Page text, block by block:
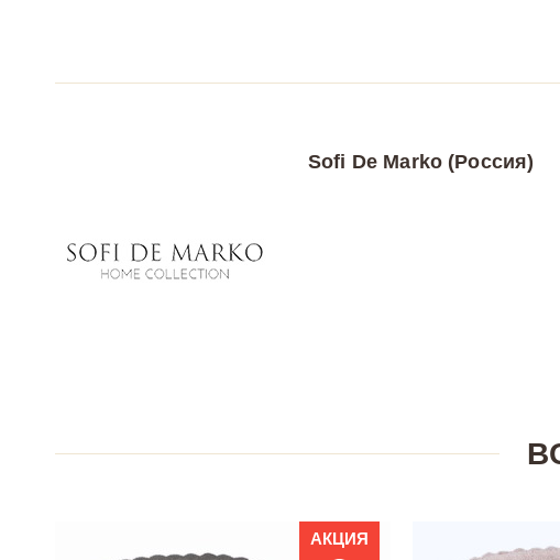
Sofi De Marko (Россия)
АКЦИЯ